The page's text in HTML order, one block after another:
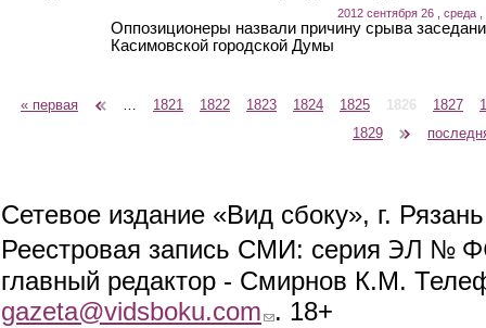
2012 сентября 26 , среда ,
Оппозиционеры назвали причину срыва
Касимовской городской Думы
Страницы
« первая 1821 1822 1823 1824 1825 1826 1827
1829
Сетевое издание «Вид сбоку», г.
Реестровая запись СМИ: серия ЭЛ №
главный редактор - Смирнов К.М.
gazeta@vidsboku.com (link sends e-mail)
. 18+